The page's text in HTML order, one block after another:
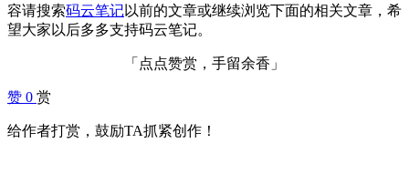
容请搜索码云笔记以前的文章或继续浏览下面的相关文章，希
望大家以后多多支持码云笔记。
「点点赞赏，手留余香」
赞 0 赏
给作者打赏，鼓励TA抓紧创作！